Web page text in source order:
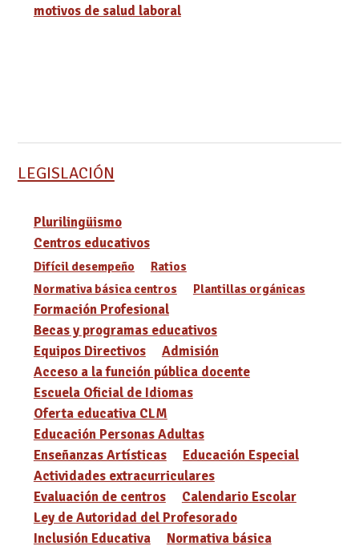
motivos de salud laboral
LEGISLACIÓN
Plurilingüismo
Centros educativos
Difícil desempeño
Ratios
Normativa básica centros
Plantillas orgánicas
Formación Profesional
Becas y programas educativos
Equipos Directivos
Admisión
Acceso a la función pública docente
Escuela Oficial de Idiomas
Oferta educativa CLM
Educación Personas Adultas
Enseñanzas Artísticas
Educación Especial
Actividades extracurriculares
Evaluación de centros
Calendario Escolar
Ley de Autoridad del Profesorado
Inclusión Educativa
Normativa básica